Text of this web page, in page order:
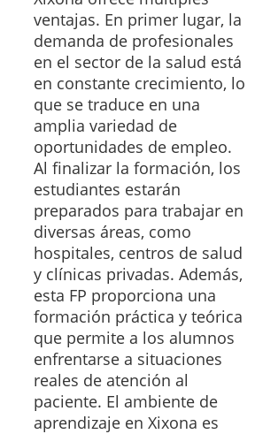
ventajas. En primer lugar, la
demanda de profesionales
en el sector de la salud está
en constante crecimiento, lo
que se traduce en una
amplia variedad de
oportunidades de empleo.
Al finalizar la formación, los
estudiantes estarán
preparados para trabajar en
diversas áreas, como
hospitales, centros de salud
y clínicas privadas. Además,
esta FP proporciona una
formación práctica y teórica
que permite a los alumnos
enfrentarse a situaciones
reales de atención al
paciente. El ambiente de
aprendizaje en Xixona es